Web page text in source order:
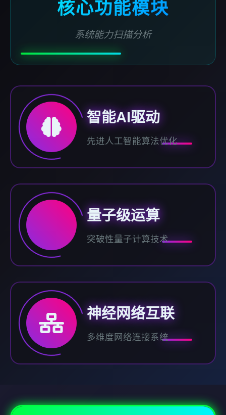
核心功能模块
系统能力扫描分析
智能AI驱动
先进人工智能算法优化
量子级运算
突破性量子计算技术
神经网络互联
多维度网络连接系统